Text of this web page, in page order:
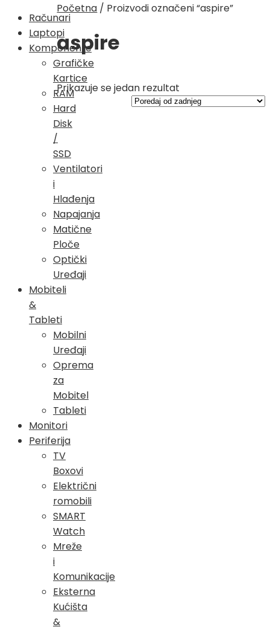
Računari
Laptopi
Komponente
Grafičke
Kartice
RAM
Hard
Disk
/
SSD
Ventilatori
i
Hlađenja
Napajanja
Matične
Ploče
Optički
Uređaji
Mobiteli
&
Tableti
Mobilni
Uređaji
Oprema
za
Mobitel
Tableti
Monitori
Periferija
TV
Boxovi
Električni
romobili
SMART
Watch
Mreže
i
Komunikacije
Eksterna
Kućišta
&
Početna / Proizvodi označeni “aspire”
aspire
Prikazuje se jedan rezultat